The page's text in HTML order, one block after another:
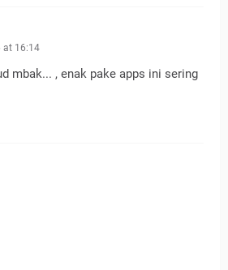
at 16:14
mbak... , enak pake apps ini sering